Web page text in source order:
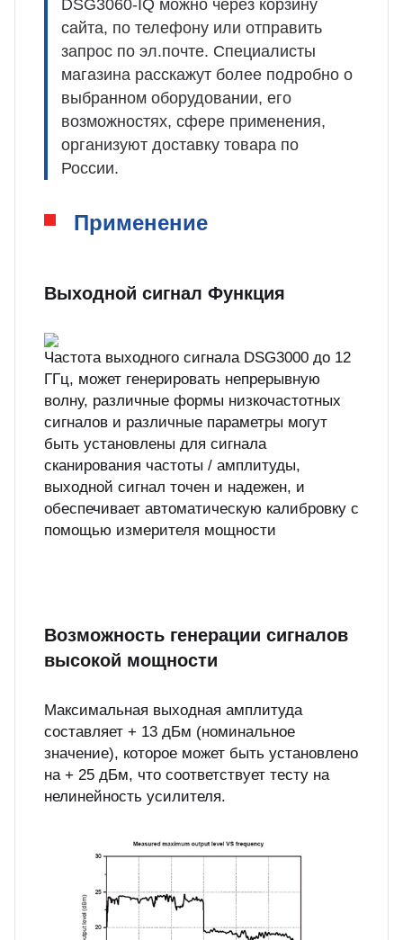
DSG3060-IQ можно через корзину
сайта, по телефону или отправить
запрос по эл.почте. Специалисты
магазина расскажут более подробно о
выбранном оборудовании, его
возможностях, сфере применения,
организуют доставку товара по
России.
Применение
Выходной сигнал Функция
Частота выходного сигнала DSG3000 до 12
ГГц, может генерировать непрерывную
волну, различные формы низкочастотных
сигналов и различные параметры могут
быть установлены для сигнала
сканирования частоты / амплитуды,
выходной сигнал точен и надежен, и
обеспечивает автоматическую калибровку с
помощью измерителя мощности
Возможность генерации сигналов
высокой мощности
Максимальная выходная амплитуда
составляет + 13 дБм (номинальное
значение), которое может быть установлено
на + 25 дБм, что соответствует тесту на
нелинейность усилителя.